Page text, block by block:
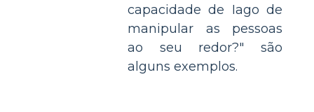
capacidade de Iago de
manipular as pessoas
ao seu redor?" são
alguns exemplos.